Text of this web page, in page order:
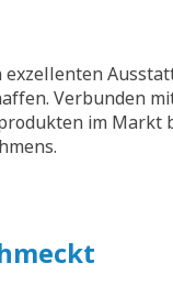
Verbunden
im